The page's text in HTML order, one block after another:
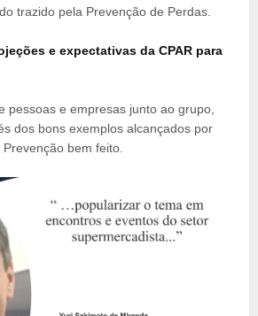
trazido pela Prevenção de Perdas.
e expectativas da CPAR para
pessoas e empresas junto ao grupo,
dos bons exemplos alcançados por
bem feito.